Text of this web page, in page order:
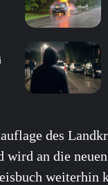
des
an die
weiterhin